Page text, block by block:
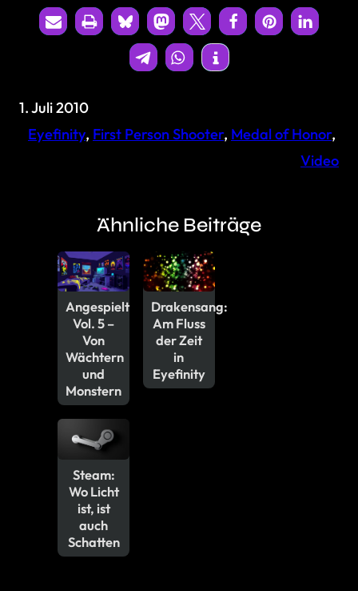
1. Juli 2010
Eyefinity, First Person Shooter, Medal of Honor
Video
Ähnliche Beiträge
Angespielt
Vol. 5 –
Von
Wächtern
und
Monstern
Steam:
Wo Licht
ist, ist
auch
Schatten
Drakensang:
Am Fluss
der Zeit
in
Eyefinity